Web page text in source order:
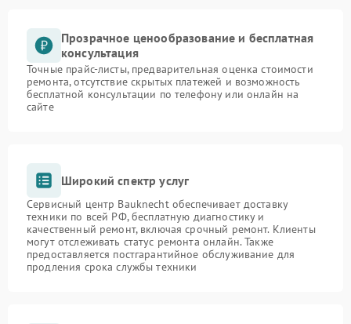
Прозрачное ценообразование и бесплатная
консультация
Точные прайс-листы, предварительная оценка стоимости
ремонта, отсутствие скрытых платежей и возможность
бесплатной консультации по телефону или онлайн на
сайте
Широкий спектр услуг
Сервисный центр Bauknecht обеспечивает доставку
техники по всей РФ, бесплатную диагностику и
качественный ремонт, включая срочный ремонт. Клиенты
могут отслеживать статус ремонта онлайн. Также
предоставляется постгарантийное обслуживание для
продления срока службы техники